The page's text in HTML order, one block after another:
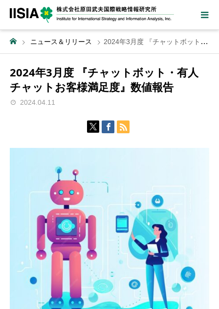
ニュース＆リリース 2024年3月度 『チャットボット・有人チャットお客様満足度』数値報告
2024年3月度 『チャットボット・有人
チャットお客様満足度』数値報告
2024.04.11